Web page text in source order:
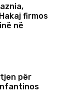
firmos
në
për